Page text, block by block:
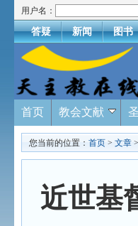
用户名：
答疑 新闻 图书
首页 教会文献
您当前的位置： 首页 > 文章 >
近世基